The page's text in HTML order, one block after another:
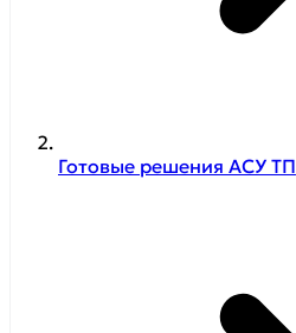
Готовые решения АСУ ТП